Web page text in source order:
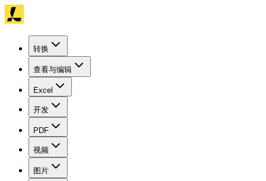
转换
查看与编辑
Excel
开发
PDF
视频
图片